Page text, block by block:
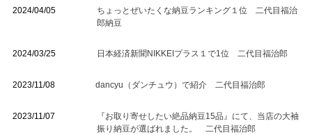
2024/04/05
ちょっとぜいたくな納豆ランキング１位 二代目福治
郎納豆
2024/03/25 日本経済新聞NIKKEIプラス１で1位 二代目福治郎
2023/11/08 dancyu（ダンチュウ）で紹介 二代目福治郎
2023/11/07
『お取り寄せしたい絶品納豆15品』にて、当店の大袖
振り納豆が選ばれました。 二代目福治郎